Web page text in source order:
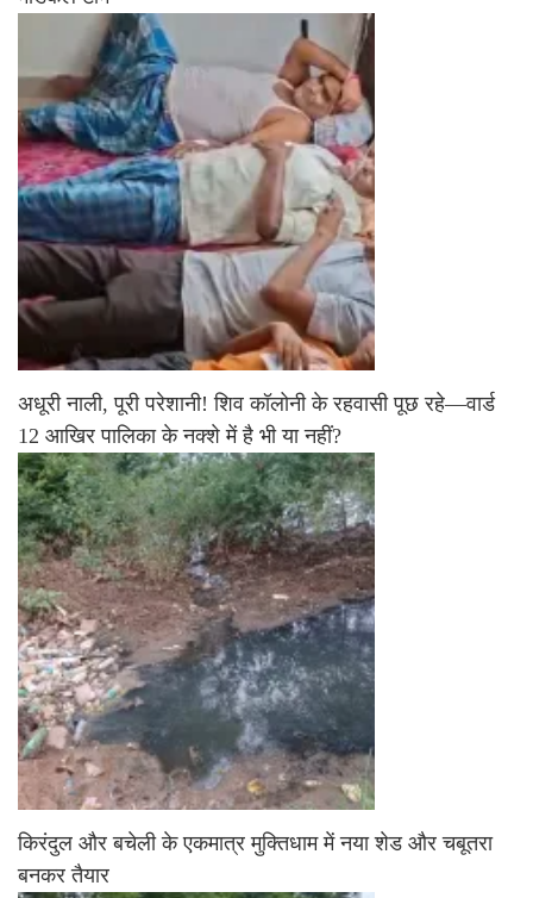
अधूरी नाली, पूरी परेशानी! शिव कॉलोनी के रहवासी पूछ रहे—वार्ड
12 आखिर पालिका के नक्शे में है भी या नहीं?
किरंदुल और बचेली के एकमात्र मुक्तिधाम में नया शेड और चबूतरा
बनकर तैयार